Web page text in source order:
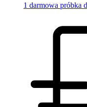
1 darmowa próbka